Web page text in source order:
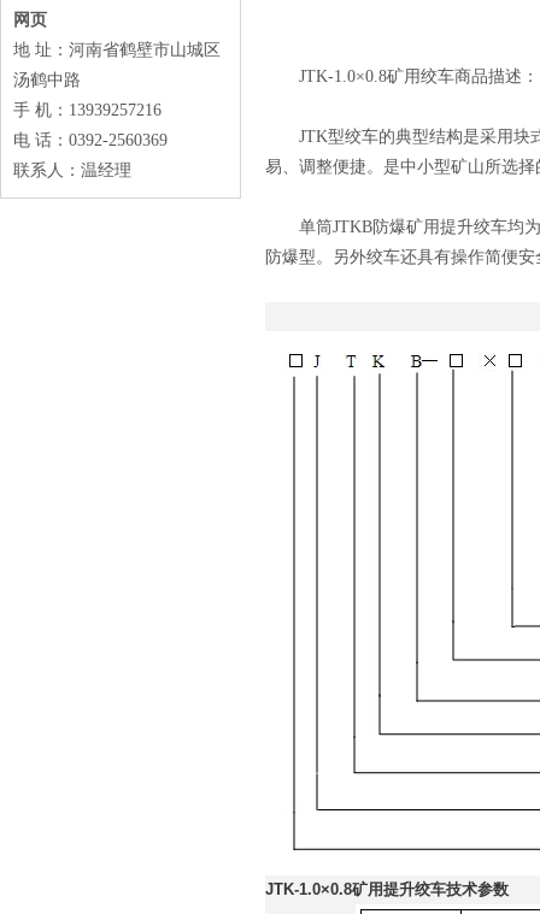
网页
地 址：河南省鹤壁市山城区
汤鹤中路
手 机：13939257216
电 话：0392-2560369
联系人：温经理
JTK-1.0×0.8矿用绞车商品描述：
JTK型绞车的典型结构是采用块式
易、调整便捷。是中小型矿山所选
单筒JTKB防爆矿用提升绞车均为
防爆型。另外绞车还具有操作简便
JTK-1.0×0.8矿用提升绞车技术参数